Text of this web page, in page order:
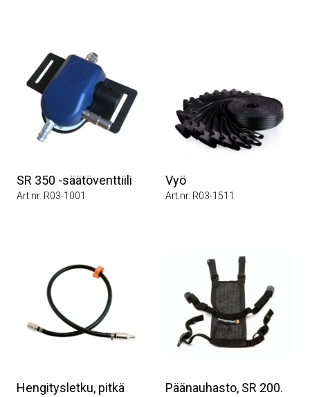
SR 350 -säätöventtiili
Art.nr. R03-1001
Vyö
Art.nr. R03-1511
Hengitysletku, pitkä Päänauhasto, SR 200.